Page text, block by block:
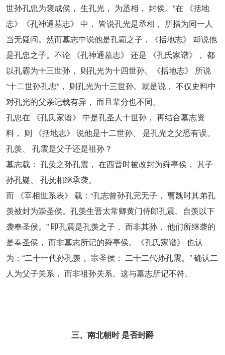
世孙孔忠为褒成侯， 生孔光， 为丞相， 封侯。”在 《括地
志》《孔神通墓志》 中， 皆说孔光是丞相， 所指为同一人
当无疑问。然而墓志中说他是孔霸之子，《括地志》 却说他
是孔忠之子。不论 《孔神通墓志》 还是 《孔氏家谱》， 都
以孔霸为十三世孙， 则孔光为十四世孙。《括地志》 所说
“十二世孙孔忠”， 则孔光为十三世孙。就是说， 不仅史料中
对孔光的父亲记载有异， 而且辈分也不同。
孔忠在 《孔氏家谱》 中是孔圣人十世孙， 再结合墓志资
料， 则 《括地志》 说他是十二世孙、 是孔光之父恐有误。
孔羡、 孔震是父子还是祖孙？
墓志载： 孔羡之孙孔震， 在西晋时被改封为舜亭侯， 其子
孙孔嶷、 孔抚相继承袭。
而 《宰相世系表》 载：“孔志曾孙孔完无子， 曹魏时其弟孔
羡被封为崇圣侯。孔羡生晋太常卿黄门侍郎孔震。自羡以下
袭奉圣侯。” 即孔震是孔羡之子， 而非其孙， 他们所继袭的
是奉圣侯， 而非墓志所记的舜亭侯。《孔氏家谱》 也认
为：“二十一代孙孔羡， 宗圣侯； 二十二代孙孔震。” 确认二
人为父子关系， 而非祖孙关系。这与墓志所记不符。
三、南北朝时 是否封爵